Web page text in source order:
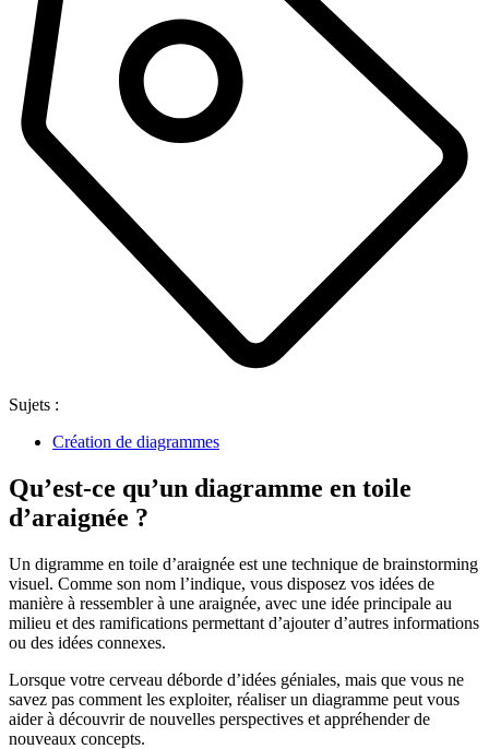
Sujets :
Création de diagrammes
Qu’est-ce qu’un diagramme en toile
d’araignée ?
Un digramme en toile d’araignée est une technique de brainstorming
visuel. Comme son nom l’indique, vous disposez vos idées de
manière à ressembler à une araignée, avec une idée principale au
milieu et des ramifications permettant d’ajouter d’autres informations
ou des idées connexes.
Lorsque votre cerveau déborde d’idées géniales, mais que vous ne
savez pas comment les exploiter, réaliser un diagramme peut vous
aider à découvrir de nouvelles perspectives et appréhender de
nouveaux concepts.